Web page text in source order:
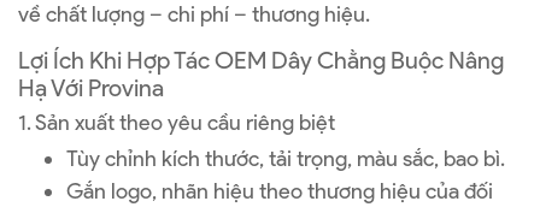
về chất lượng – chi phí – thương hiệu.
Lợi Ích Khi Hợp Tác OEM Dây Chằng Buộc Nâng
Hạ Với Provina
1. Sản xuất theo yêu cầu riêng biệt
Tùy chỉnh kích thước, tải trọng, màu sắc, bao bì.
Gắn logo, nhãn hiệu theo thương hiệu của đối